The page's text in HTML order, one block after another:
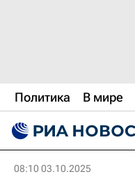
Политика В мире
08:10 03.10.2025